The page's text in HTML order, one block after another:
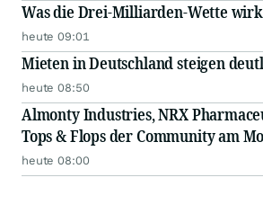
Was die Drei-Milliarden-Wette
heute 09:01
Mieten in Deutschland steigen
heute 08:50
Almonty Industries, NRX
Tops & Flops der Community am
heute 08:00